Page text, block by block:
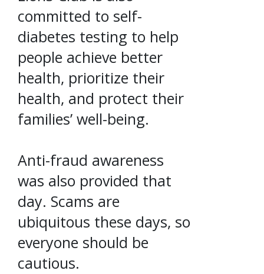
committed to self-
diabetes testing to help
people achieve better
health, prioritize their
health, and protect their
families’ well-being.
Anti-fraud awareness
was also provided that
day. Scams are
ubiquitous these days, so
everyone should be
cautious.